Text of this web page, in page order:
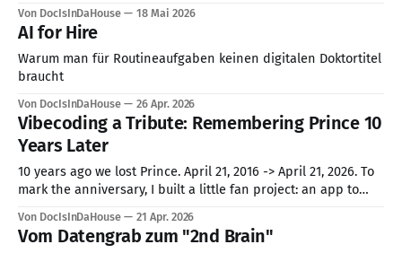
hat, ahnt bereits: Sie sind auf dem besten Weg, in dieser
Disziplin die Goldmedaille zu holen. In der breiten
Öffentlichkeit dominiert meist das Bild der KI als kreativer
Von DocIsInDaHouse 18 Mai 2026
AI for Hire
Warum man für Routineaufgaben keinen digitalen Doktortitel
braucht
Von DocIsInDaHouse 26 Apr. 2026
Vibecoding a Tribute: Remembering Prince 10
Years Later
10 years ago we lost Prince. April 21, 2016 -> April 21, 2026. To
mark the anniversary, I built a little fan project: an app to
tribute playlist, and share it. But behind the scenes of this
purple-hued passion
Von DocIsInDaHouse 21 Apr. 2026
Vom Datengrab zum "2nd Brain"